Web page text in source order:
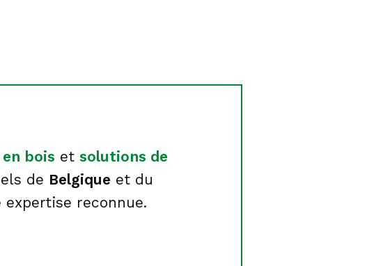
bois et solutions de
de Belgique et du
reconnue.